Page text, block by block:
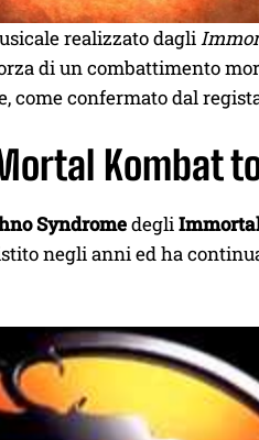
realizzato dagli
di un combattimento
come confermato dal
Kombat
Syndromedegli
negli anni ed ha